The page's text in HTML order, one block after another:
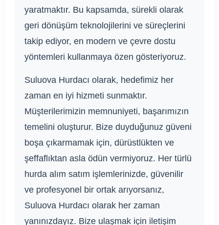
yaratmaktır. Bu kapsamda, sürekli olarak
geri dönüşüm teknolojilerini ve süreçlerini
takip ediyor, en modern ve çevre dostu
yöntemleri kullanmaya özen gösteriyoruz.
Suluova Hurdacı olarak, hedefimiz her
zaman en iyi hizmeti sunmaktır.
Müşterilerimizin memnuniyeti, başarımızın
temelini oluşturur. Bize duyduğunuz güveni
boşa çıkarmamak için, dürüstlükten ve
şeffaflıktan asla ödün vermiyoruz. Her türlü
hurda alım satım işlemlerinizde, güvenilir
ve profesyonel bir ortak arıyorsanız,
Suluova Hurdacı olarak her zaman
yanınızdayız. Bize ulaşmak için iletişim